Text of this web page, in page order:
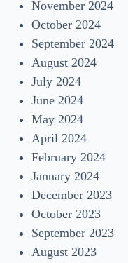
November 2024
October 2024
September 2024
August 2024
July 2024
June 2024
May 2024
April 2024
February 2024
January 2024
December 2023
October 2023
September 2023
August 2023